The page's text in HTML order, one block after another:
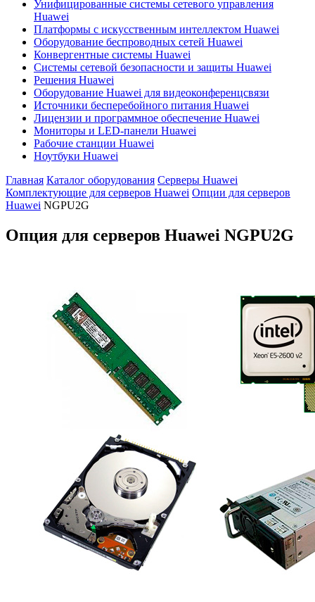
Унифицированные системы сетевого управления
Huawei
Платформы с искусственным интеллектом Huawei
Оборудование беспроводных сетей Huawei
Конвергентные системы Huawei
Системы сетевой безопасности и защиты Huawei
Решения Huawei
Оборудование Huawei для видеоконференцсвязи
Источники бесперебойного питания Huawei
Лицензии и программное обеспечение Huawei
Мониторы и LED-панели Huawei
Рабочие станции Huawei
Ноутбуки Huawei
Главная Каталог оборудования Серверы Huawei
Комплектующие для серверов Huawei Опции для серверов
Huawei NGPU2G
Опция для серверов Huawei NGPU2G